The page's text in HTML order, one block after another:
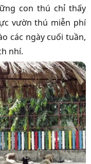
con thú chỉ thấy
vườn thú miễn phí
các ngày cuối tuần,
nhí.